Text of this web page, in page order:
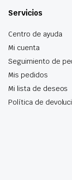
Servicios
Centro de ayuda
Mi cuenta
Seguimiento de
Mis pedidos
Mi lista de deseos
Política de